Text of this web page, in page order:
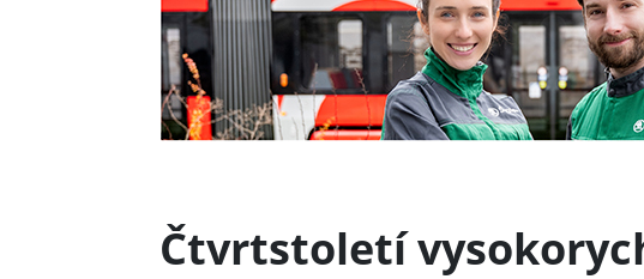
Čtvrtstoletí